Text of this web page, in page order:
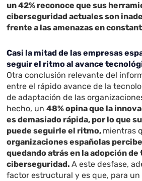
un 42% reconoce que sus
ciberseguridad actuales son
frente a las amenazas en
Casi la mitad de las empresas
seguir el ritmo al avance
Otra conclusión relevante del
entre el rápido avance de la
de adaptación de las
hecho, un48% opina que la
es demasiado rápida, por lo que
puede seguirle el ritmo, mientras
organizaciones españolas
quedando atrás en la adopción
ciberseguridad.A este desfase,
factor estructural y es que, para un